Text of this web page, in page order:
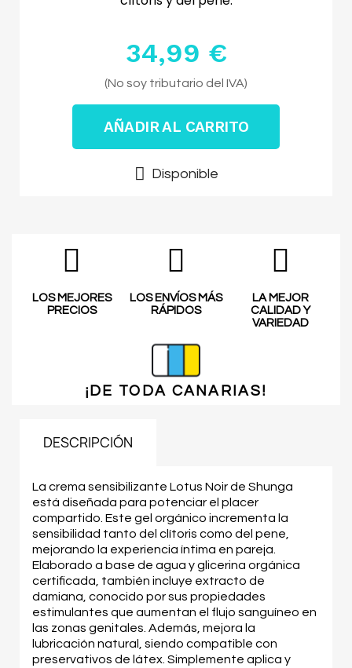
34,99 €
Impuestos excluidos
(No soy tributario del IVA)
AÑADIR AL CARRITO
Disponible
LOS MEJORES
PRECIOS
LOS ENVÍOS MÁS
RÁPIDOS
LA MEJOR
CALIDAD Y
VARIEDAD
¡DE TODA CANARIAS!
DESCRIPCIÓN
La crema sensibilizante Lotus Noir de Shunga
está diseñada para potenciar el placer
compartido. Este gel orgánico incrementa la
sensibilidad tanto del clítoris como del pene,
mejorando la experiencia íntima en pareja.
Elaborado a base de agua y glicerina orgánica
certificada, también incluye extracto de
damiana, conocido por sus propiedades
estimulantes que aumentan el flujo sanguíneo en
las zonas genitales. Además, mejora la
lubricación natural, siendo compatible con
preservativos de látex. Simplemente aplica y